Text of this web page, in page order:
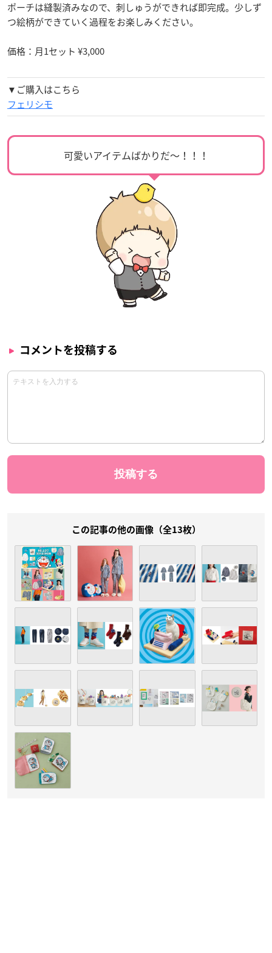
ポーチは縫製済みなので、刺しゅうができれば即完成。少しず
つ絵柄ができていく過程をお楽しみください。
価格：月1セット ¥3,000
▼ご購入はこちら
フェリシモ
可愛いアイテムばかりだ〜！！！
コメントを投稿する
この記事の他の画像（全13枚）